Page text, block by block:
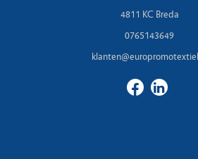
4811 KC Breda
0765143649